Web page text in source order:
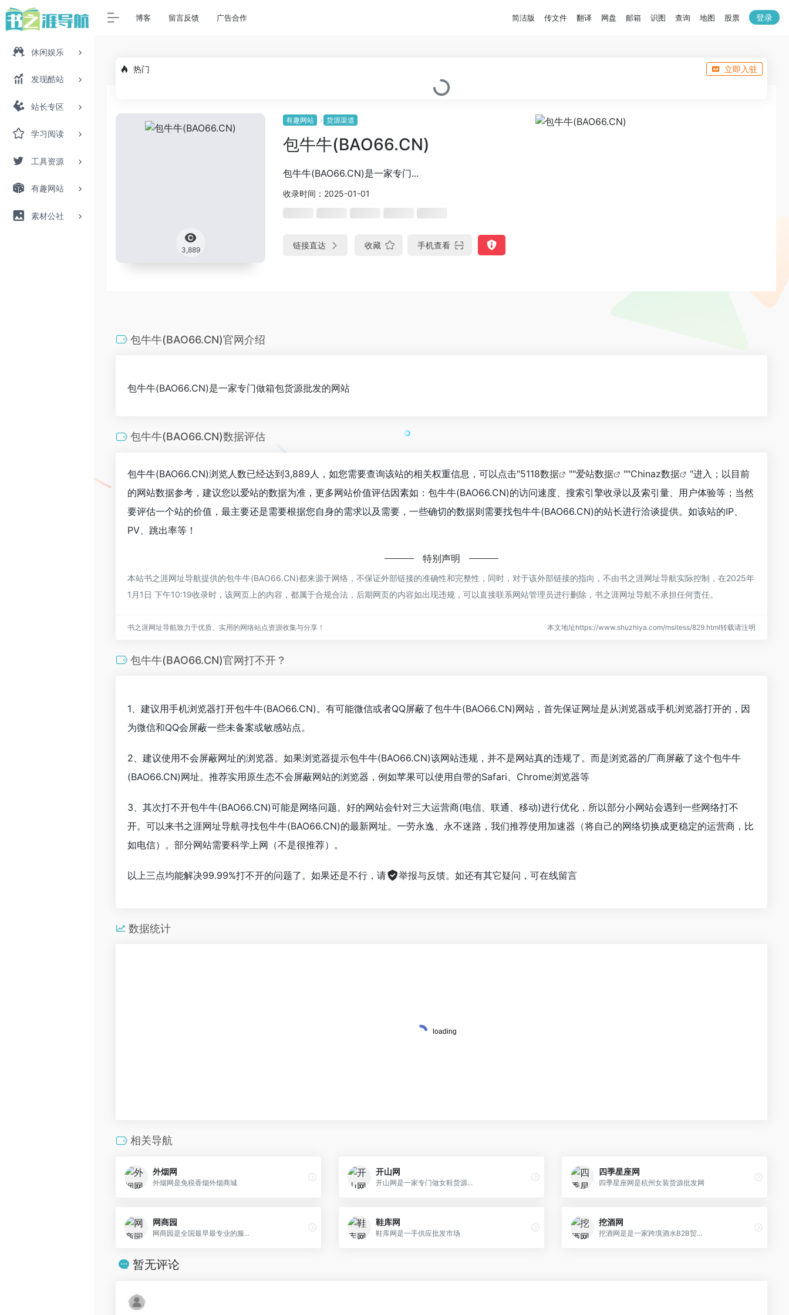
休闲娱乐
发现酷站
站长专区
学习阅读
工具资源
有趣网站
素材公社
博客 留言反馈 广告合作 简洁版 传文件 翻译 网盘 邮箱 识图 查询 地图 股票 登录
热门 立即入驻
3,889
有趣网站 货源渠道
包牛牛(BAO66.CN)
包牛牛(BAO66.CN)是一家专门...
收录时间：2025-01-01
链接直达 收藏 手机查看
包牛牛(BAO66.CN)官网介绍
包牛牛(BAO66.CN)是一家专门做箱包货源批发的网站
包牛牛(BAO66.CN)数据评估
包牛牛(BAO66.CN)浏览人数已经达到3,889人，如您需要查询该站的相关权重信息，可以点击"5118数据 ""爱站数据 ""Chinaz数据
"进入；以目前
的网站数据参考，建议您以爱站的数据为准，更多网站价值评估因素如：包牛牛(BAO66.CN)的访问速度、搜索引擎收录以及索引量、用户体验等；当然
要评估一个站的价值，最主要还是需要根据您自身的需求以及需要，一些确切的数据则需要找包牛牛(BAO66.CN)的站长进行洽谈提供。如该站的IP、
PV、跳出率等！
特别声明
本站书之涯网址导航提供的包牛牛(BAO66.CN)都来源于网络，不保证外部链接的准确性和完整性，同时，对于该外部链接的指向，不由书之涯网址导航实际控制，在2025年
1月1日 下午10:19收录时，该网页上的内容，都属于合规合法，后期网页的内容如出现违规，可以直接联系网站管理员进行删除，书之涯网址导航不承担任何责任。
书之涯网址导航致力于优质、实用的网络站点资源收集与分享！ 本文地址https://www.shuzhiya.com/msitess/829.html转载请注明
包牛牛(BAO66.CN)官网打不开？
1、建议用手机浏览器打开包牛牛(BAO66.CN)。有可能微信或者QQ屏蔽了包牛牛(BAO66.CN)网站，首先保证网址是从浏览器或手机浏览器打开的，因
为微信和QQ会屏蔽一些未备案或敏感站点。
2、建议使用不会屏蔽网址的浏览器。如果浏览器提示包牛牛(BAO66.CN)该网站违规，并不是网站真的违规了。而是浏览器的厂商屏蔽了这个包牛牛
(BAO66.CN)网址。推荐实用原生态不会屏蔽网站的浏览器，例如苹果可以使用自带的Safari、Chrome浏览器等
3、其次打不开包牛牛(BAO66.CN)可能是网络问题。好的网站会针对三大运营商(电信、联通、移动)进行优化，所以部分小网站会遇到一些网络打不
开。可以来书之涯网址导航寻找包牛牛(BAO66.CN)的最新网址。一劳永逸、永不迷路，我们推荐使用加速器（将自己的网络切换成更稳定的运营商，比
如电信）。部分网站需要科学上网（不是很推荐）。
以上三点均能解决99.99%打不开的问题了。如果还是不行，请 举报与反馈。如还有其它疑问，可在线留言
数据统计
相关导航
外烟网
外烟网是免税香烟外烟商城
开山网
开山网是一家专门做女鞋货源...
四季星座网
四季星座网是杭州女装货源批发网
网商园
网商园是全国最早最专业的服...
鞋库网
鞋库网是一手供应批发市场
挖酒网
挖酒网是是一家跨境酒水B2B贸...
暂无评论